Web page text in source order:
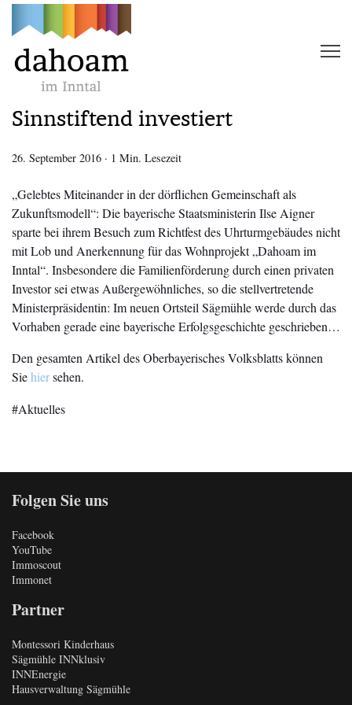
Sinnstiftend investiert
26. September 2016 · 1 Min. Lesezeit
„Gelebtes Miteinander in der dörflichen Gemeinschaft als
Zukunftsmodell“: Die bayerische Staatsministerin Ilse Aigner
sparte bei ihrem Besuch zum Richtfest des Uhrturmgebäudes nicht
mit Lob und Anerkennung für das Wohnprojekt „Dahoam im
Inntal“. Insbesondere die Familienförderung durch einen privaten
Investor sei etwas Außergewöhnliches, so die stellvertretende
Ministerpräsidentin: Im neuen Ortsteil Sägmühle werde durch das
Vorhaben gerade eine bayerische Erfolgsgeschichte geschrieben…
Den gesamten Artikel des Oberbayerisches Volksblatts können
Siehiersehen.
Aktuelles
Folgen Sie uns
Facebook
YouTube
Immoscout
Immonet
Partner
Montessori Kinderhaus
Sägmühle INNklusiv
INNEnergie
Hausverwaltung Sägmühle